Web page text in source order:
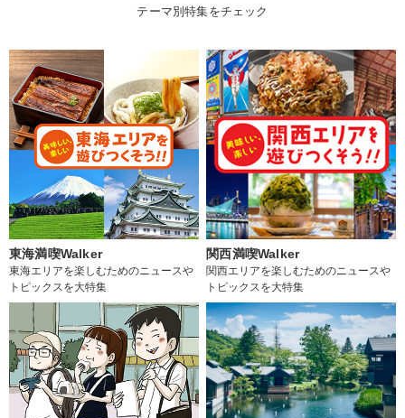
テーマ別特集をチェック
東海満喫Walker
東海エリアを楽しむためのニュースや
トピックスを大特集
関西満喫Walker
関西エリアを楽しむためのニュースや
トピックスを大特集